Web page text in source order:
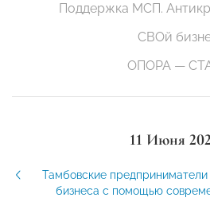
Поддержка МСП.
СВОй
ОПОРА —
11 Июня
Тамбовские предприниматели
бизнеса с помощью